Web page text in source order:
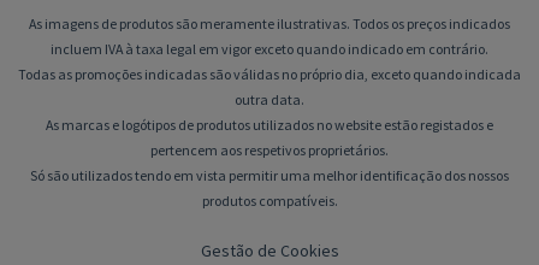
As imagens de produtos são meramente ilustrativas. Todos os preços indicados
incluem IVA à taxa legal em vigor exceto quando indicado em contrário.
Todas as promoções indicadas são válidas no próprio dia, exceto quando indicada
outra data.
As marcas e logótipos de produtos utilizados no website estão registados e
pertencem aos respetivos proprietários.
Só são utilizados tendo em vista permitir uma melhor identificação dos nossos
produtos compatíveis.
Gestão de Cookies